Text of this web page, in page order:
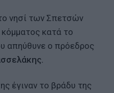
νησί των Σπετσών
κατά το
απηύθυνε ο πρόεδρος
έγιναν το βράδυ της